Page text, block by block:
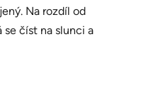
Na rozdíl od
se číst na slunci a